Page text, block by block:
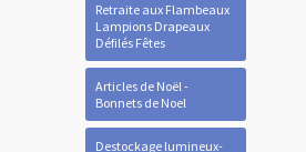
Retraite aux Flambeaux
Lampions Drapeaux
Défilés Fêtes
Articles de Noël -
Bonnets de Noel
Destockage lumineux-